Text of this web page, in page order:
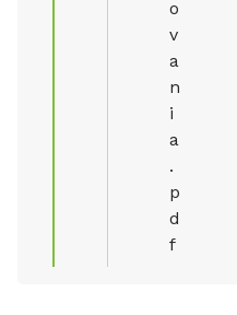
o
v
a
n
i
a
.
p
d
f